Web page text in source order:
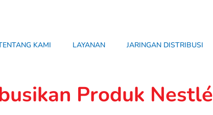
KAMI LAYANAN JARINGAN DISTRIBUSI
Produk Nestlé